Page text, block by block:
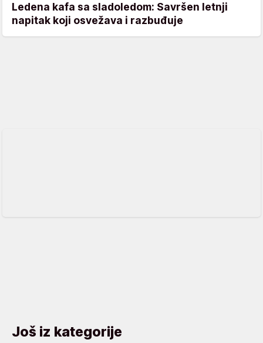
Ledena kafa sa sladoledom: Savršen letnji
napitak koji osvežava i razbuđuje
Još iz kategorije